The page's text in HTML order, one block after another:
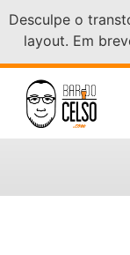
Desculpe o
layout. Em